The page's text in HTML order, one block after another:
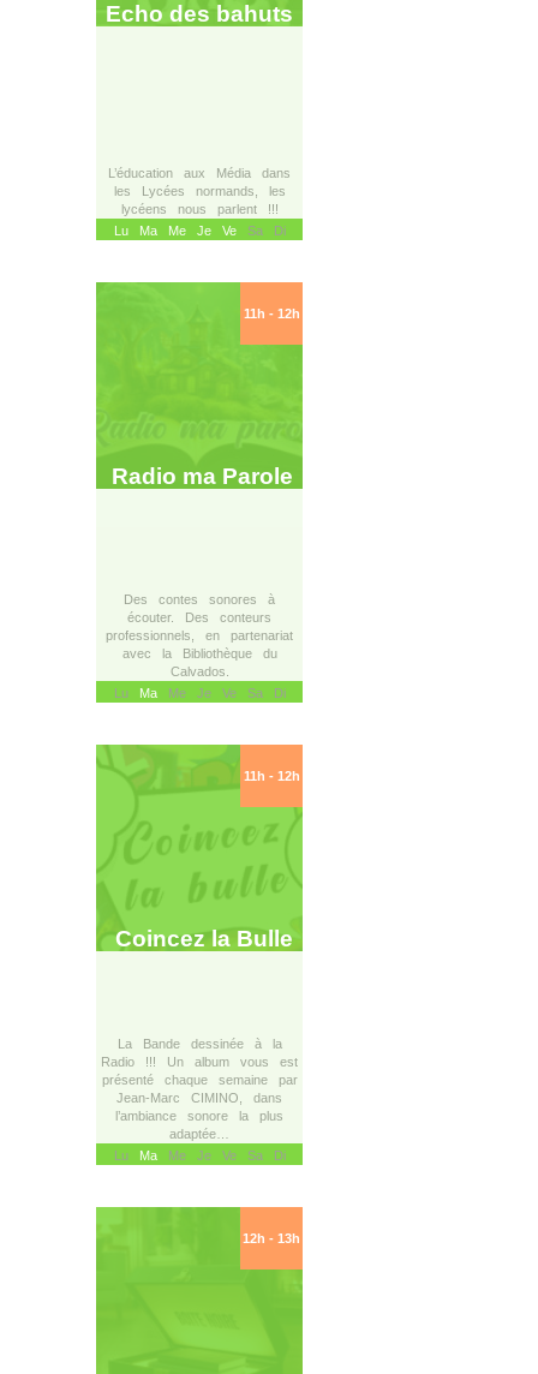
Echo des bahuts
L’éducation aux Média dans
les Lycées normands, les
lycéens nous parlent !!!
Lu
Ma Me Je VeSa Di
11h - 12h
Radio ma Parole
Des contes sonores à
écouter. Des conteurs
professionnels, en partenariat
avec la Bibliothèque du
Calvados.
Lu
MaMe Je Ve Sa Di
11h - 12h
Coincez la Bulle
La Bande dessinée à la
Radio !!! Un album vous est
présenté chaque semaine par
Jean-Marc CIMINO, dans
l’ambiance sonore la plus
adaptée…
Lu
MaMe Je Ve Sa Di
12h - 13h